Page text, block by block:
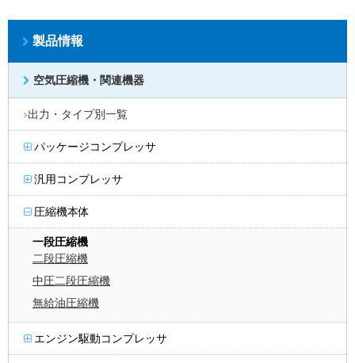
製品情報
空気圧縮機・関連機器
出力・タイプ別一覧
パッケージコンプレッサ
汎用コンプレッサ
圧縮機本体
一段圧縮機
二段圧縮機
中圧二段圧縮機
無給油圧縮機
エンジン駆動コンプレッサ